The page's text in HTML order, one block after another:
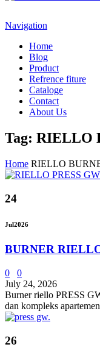
Navigation
Home
Blog
Product
Refrence fiture
Cataloge
Contact
About Us
Tag: RIELLO
Home RIELLO
24
Jul2026
BURNER
0
0
July 24, 2026
Burner riello PRESS
dan kompleks
26